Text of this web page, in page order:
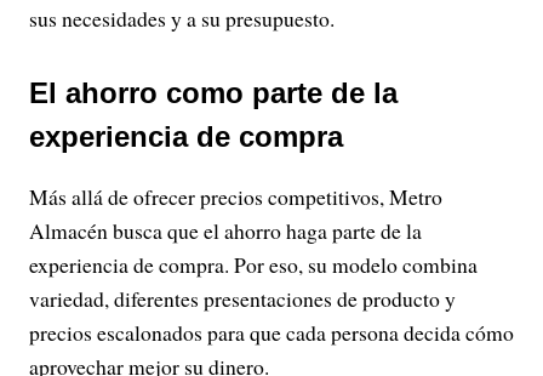
sus necesidades y a su presupuesto.
El ahorro como parte de la
experiencia de compra
Más allá de ofrecer precios competitivos, Metro
Almacén busca que el ahorro haga parte de la
experiencia de compra. Por eso, su modelo combina
variedad, diferentes presentaciones de producto y
precios escalonados para que cada persona decida cómo
aprovechar mejor su dinero.